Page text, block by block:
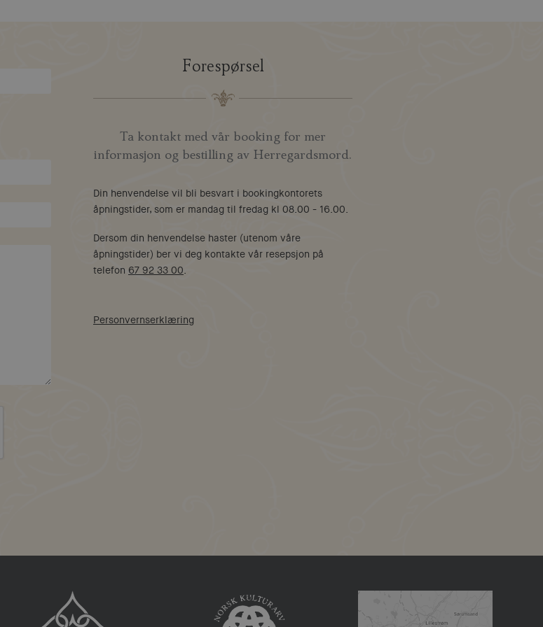
Forespørsel
Ta kontakt med vår booking for mer
informasjon og bestilling av Herregardsmord.
Din henvendelse vil bli besvart i bookingkontorets
åpningstider, som er mandag til fredag kl 08.00 - 16.00.
Dersom din henvendelse haster (utenom våre
åpningstider) ber vi deg kontakte vår resepsjon på
telefon 67 92 33 00.
Personvernserklæring